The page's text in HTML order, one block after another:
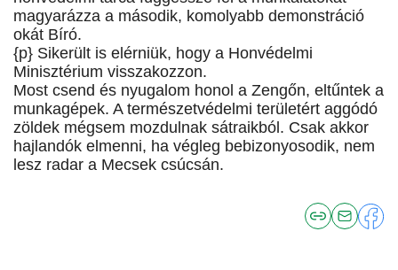
magyarázza a második, komolyabb demonstráció
okát Bíró.
{p} Sikerült is elérniük, hogy a Honvédelmi
Minisztérium visszakozzon.
Most csend és nyugalom honol a Zengőn, eltűntek a
munkagépek. A természetvédelmi területért aggódó
zöldek mégsem mozdulnak sátraikból. Csak akkor
hajlandók elmenni, ha végleg bebizonyosodik, nem
lesz radar a Mecsek csúcsán.